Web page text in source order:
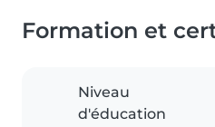
Formation et
Niveau
d'éducation